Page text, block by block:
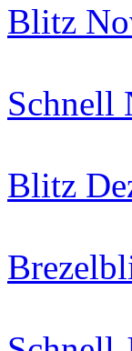
Blitz
Schnell
Blitz